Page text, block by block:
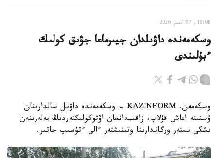
10:08, 07 تامىز 2026
وسكەمەندە داۋىلدان جيىرماعا جۋىق كولىك
ءبۇلىندى
وسكەمەن. KAZINFORM - وسكەمەندە داۋىل سالدارىنان
ۇستىنە اعاش قۇلاپ، زاقىمدانعان اۆتوكولىكتەردىڭ يەلەرىنەن
ىشكى ىستەر ورگاندارىنا وتىنىشتەر ءالى ءتۇسىپ جاتىر.